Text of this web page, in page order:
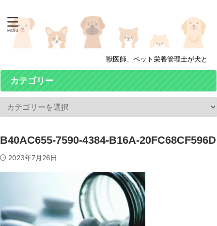
獣医師、ペット栄養管理士が犬と猫
カテゴリー
B40AC655-7590-4384-B16A-20FC68CF596D
2023年7月26日